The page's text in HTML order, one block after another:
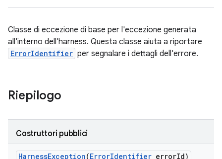
Classe di eccezione di base per l'eccezione generata
all'interno dell'harness. Questa classe aiuta a riportare
ErrorIdentifier per segnalare i dettagli dell'errore.
Riepilogo
Costruttori pubblici
HarnessException(ErrorIdentifier errorId)